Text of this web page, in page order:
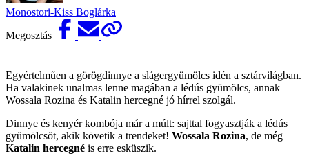
Monostori-Kiss Boglárka
Megosztás
Egyértelműen a görögdinnye a slágergyümölcs idén a sztárvilágban.
Ha valakinek unalmas lenne magában a lédús gyümölcs, annak
Wossala Rozina és Katalin hercegné jó hírrel szolgál.
Dinnye és kenyér kombója már a múlt: sajttal fogyasztják a lédús
gyümölcsöt, akik követik a trendeket! Wossala Rozina, de még
Katalin hercegné is erre esküszik.